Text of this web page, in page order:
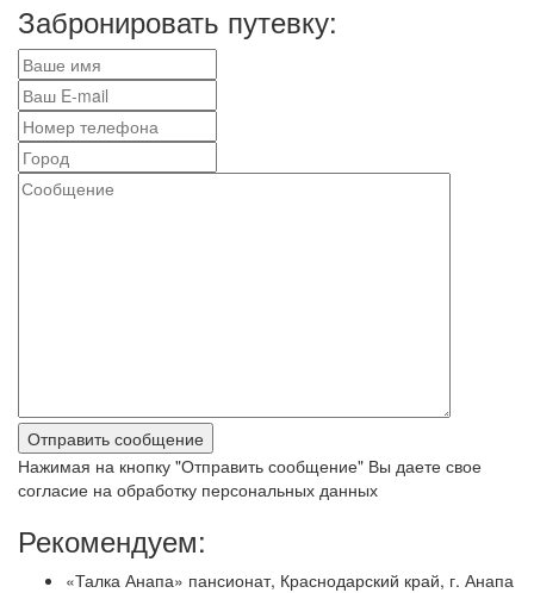
Забронировать путевку:
Нажимая на кнопку "Отправить сообщение" Вы даете свое
согласие на обработку персональных данных
Рекомендуем:
«Талка Анапа» пансионат, Краснодарский край, г. Анапа